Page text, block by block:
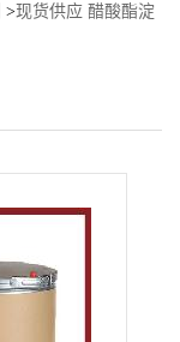
>现货供应 醋酸酯淀